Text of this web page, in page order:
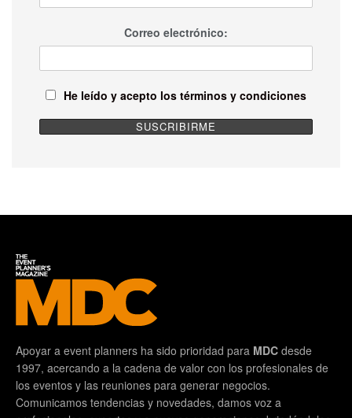
Ver esta publicación en Instagram
Correo electrónico:
He leído y acepto los términos y condiciones
Apoyar a event planners ha sido prioridad para MDC desde
1997, acercando a la cadena de valor con los profesionales de
los eventos y las reuniones para generar negocios.
Comunicamos tendencias y novedades, damos voz a